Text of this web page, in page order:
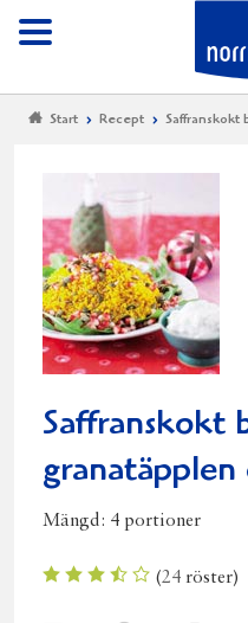
Meny
Start Recept Saffranskokt
Saffranskokt
Mängd: 4 portioner
(24 röster)